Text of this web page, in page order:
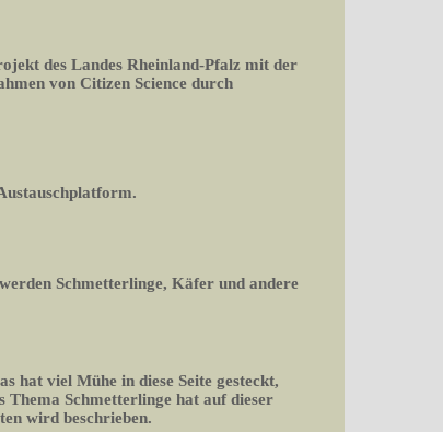
des Landes Rheinland-Pfalz mit der
von Citizen Science durch
Schmetterlinge, Käfer und andere
hat viel Mühe in diese Seite gesteckt,
Thema Schmetterlinge hat auf dieser
wird beschrieben.